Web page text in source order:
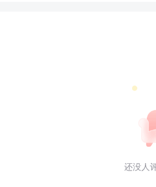
还没人